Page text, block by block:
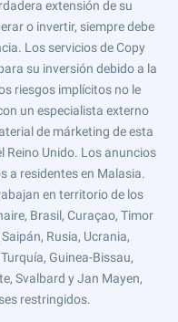
extensión de su
o invertir, siempre debe
Los servicios de Copy
su inversión debido a la
riesgos implícitos no le
un especialista externo
de márketing de esta
Reino Unido. Los anuncios
a residentes en Malasia.
en territorio de los
Brasil, Curaçao, Timor
Rusia, Ucrania,
Guinea-Bissau,
Svalbard y Jan Mayen,
restringidos.